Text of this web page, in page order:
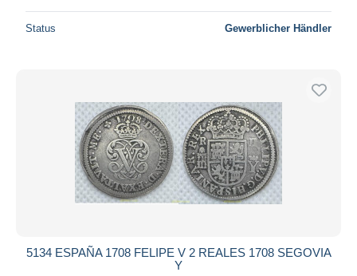
Status Gewerblicher Händler
5134 ESPAÑA 1708 FELIPE V 2 REALES 1708 SEGOVIA
Y